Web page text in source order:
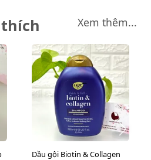
Xem thêm...
Dầu gội Biotin & Collagen